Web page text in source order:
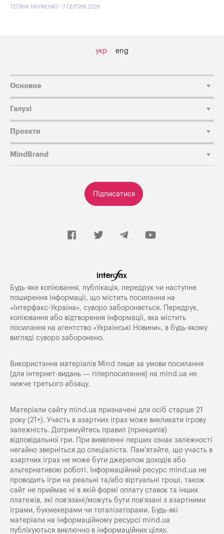
ТЕТЯНА НАУМЕНКО - 7 СЕРПНЯ 2026
укр eng
Підписатися
Основне
Галузі
Проєкти
MindBrand
Будь-яке копiювання, публiкацiя, передрук чи наступне
поширення iнформацiї, що мiстить посилання на
«Iнтерфакс-Україна», суворо забороняється. Передрук,
копіювання або відтворення інформації, яка містить
посилання на агентство «Українські Новини», в будь-якому
вигляді суворо заборонено.
Використання матеріалів Mind лише за умови посилання
(для інтернет-видань — гіперпосилання) на mind.ua не
нижче третього абзацу.
Матеріали сайту mind.ua призначені для осіб старше 21
року (21+). Участь в азартних іграх може викликати ігрову
залежність. Дотримуйтесь правил (принципів)
відповідальної гри. При виявленні перших ознак залежності
негайно зверніться до спеціаліста. Пам'ятайте, що участь в
азартних іграх не може бути джерелом доходів або
альтернативою роботі. Інформаційний ресурс mind.ua не
проводить ігри на реальні та/або віртуальні гроші, також
сайт не приймає ні в якій формі оплату ставок та інших
платежів, які пов’язані/можуть бути пов’язані з азартними
іграми, букмекерами чи тоталізаторами. Будь-які
матеріали на інформаційному ресурсі mind.ua
публікуються виключно в інформаційних цілях.